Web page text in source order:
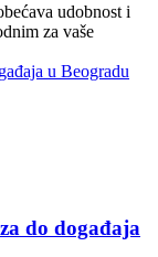
udobnost i
za vaše
do događaja